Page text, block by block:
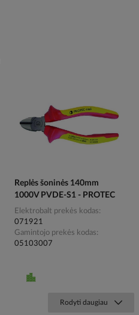
Replės šoninės 140mm
1000V PVDE-S1 - PROTEC
Elektrobalt prekės kodas
071921
Gamintojo prekės kodas
05103007
Rodyti daugiau